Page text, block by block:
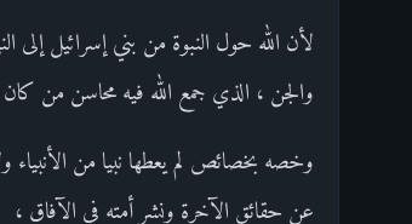
لأن الله حول النبوة من بني إسرائيل إلى
والجن ، الذي جمع الله فيه محاسن من كان
وخصه بخصائص لم يعطها نبيا من الأنبياء
عن حقائق الآخرة ونشر أمته في الآفاق ،